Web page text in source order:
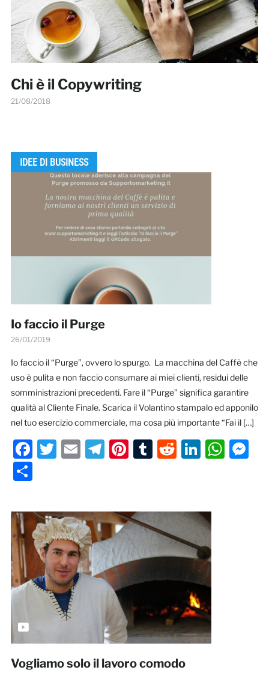
Chi è il Copywriting
21/08/2018
IDEE DI BUSINESS
Io faccio il Purge
26/01/2019
Io faccio il “Purge”, ovvero lo spurgo. La macchina del Caffè che
uso è pulita e non faccio consumare ai miei clienti, residui delle
somministrazioni precedenti. Fare il “Purge” significa garantire
qualità al Cliente Finale. Scarica il Volantino stampalo ed apponilo
nel tuo esercizio commerciale, ma cosa più importante “Fai il […]
Facebook
Twitter
EmailTelegram
Pinterest
Tumblr
Reddit
Condividi
Vogliamo solo il lavoro comodo